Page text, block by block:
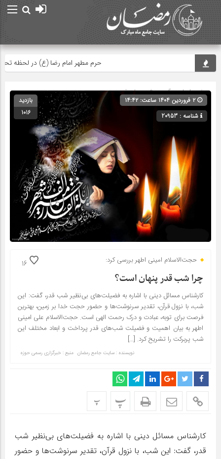
حرم مطهر امام رضا (ع) در لحظه تحویل
صفحه اصلی» گروه »شب های قدر
شناسه : 20953
بازدید
1016
16 حجت‌الاسلام امینی اطهر بررسی کرد:
چرا شب قدر پنهان است؟
کارشناس مسائل دینی با اشاره به فضیلت‌های بی‌نظیر شب قدر، گفت: این
شب، با نزول قرآن، تقدیر سرنوشت‌ها و حضور حجت خدا بر زمین، بهترین
فرصت برای توبه، عبادت و درک رحمت الهی است. حجت‌الاسلام علی امینی
اطهر به بیان اهمیت و فضیلت شب‌های قدر پرداخت و ابعاد مختلف این
شب پربرکت را تشریح کرد. […]
نویسنده : سایت جامع رمضان منبع : خبرگزاری رسمی حوزه
پ پ
کارشناس مسائل دینی با اشاره به فضیلت‌های بی‌نظیر شب
قدر، گفت: این شب، با نزول قرآن، تقدیر سرنوشت‌ها و حضور